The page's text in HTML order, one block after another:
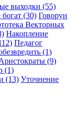
выходки (55)
(30) Говорун
Векторных
Накопление
Педагог
(1)
(9)
(1)
(13) Уточнение